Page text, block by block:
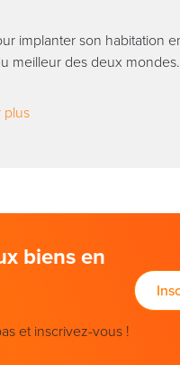
implanter son habitation
meilleur des deux mondes.
plus
biens en
et inscrivez-vous !